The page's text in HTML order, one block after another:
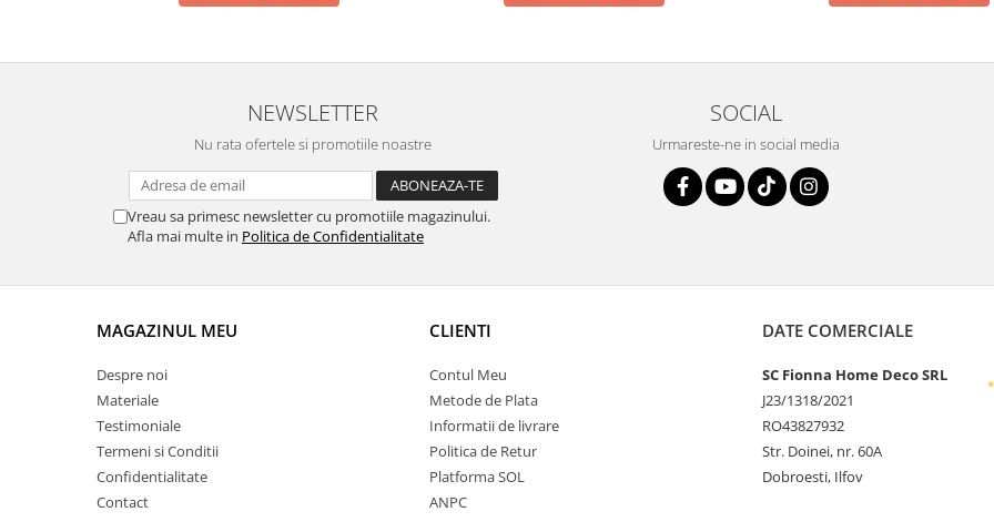
NEWSLETTER
Nu rata ofertele si promotiile noastre
Vreau sa primesc newsletter cu promotiile magazinului.
Afla mai multe in Politica de Confidentialitate
SOCIAL
Urmareste-ne in social media
MAGAZINUL MEU
Despre noi
Materiale
Testimoniale
Termeni si Conditii
Confidentialitate
Contact
CLIENTI
Contul Meu
Metode de Plata
Informatii de livrare
Politica de Retur
Platforma SOL
ANPC
DATE COMERCIALE
SC Fionna Home Deco SRL
J23/1318/2021
RO43827932
Str. Doinei, nr. 60A
Dobroesti, Ilfov